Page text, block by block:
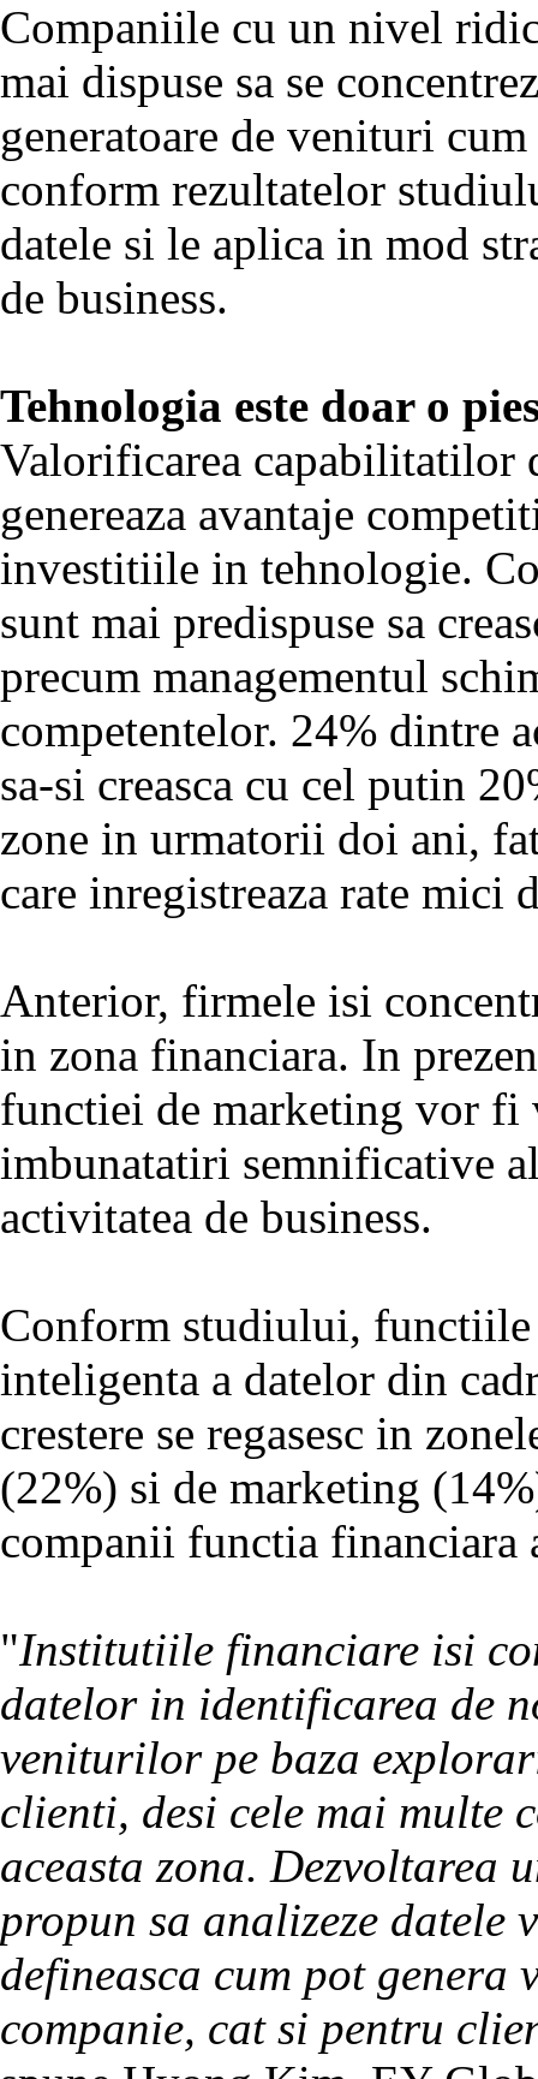
Companiile cu un nivel
mai dispuse sa se
generatoare de venituri
conform rezultatelor
datele si le aplica in mod
de business.
Tehnologia este doar o
Valorificarea capabilitatilor
genereaza avantaje
investitiile in tehnologie.
sunt mai predispuse sa
precum managementul
competentelor. 24% dintre
sa-si creasca cu cel putin
zone in urmatorii doi ani,
care inregistreaza rate mici
Anterior, firmele isi
in zona financiara. In
functiei de marketing vor
imbunatatiri semnificative
activitatea de business.
Conform studiului, functiile
inteligenta a datelor din
crestere se regasesc in
(22%) si de marketing
companii functia financiara
"Institutiile financiare isi
datelor in identificarea de
veniturilor pe baza
clienti, desi cele mai multe
aceasta zona. Dezvoltarea
propun sa analizeze datele
defineasca cum pot
companie, cat si pentru